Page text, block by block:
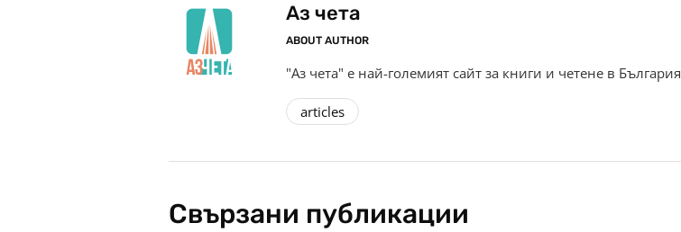
Аз чета
ABOUT AUTHOR
"Аз чета" е най-големият сайт за книги и четене в България
articles
Свързани публикации